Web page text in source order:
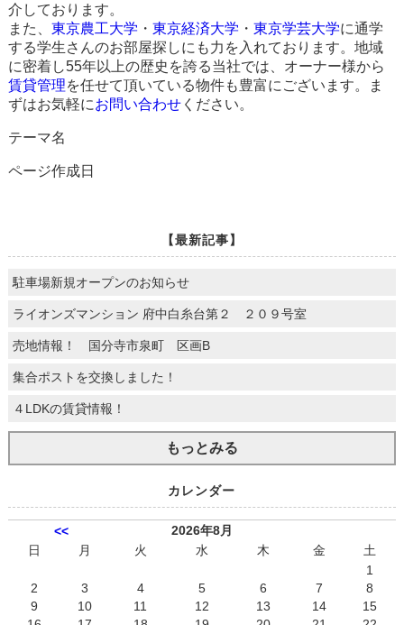
介しております。
また、 東京農工大学 ・ 東京経済大学 ・ 東京学芸大学に通学
する学生さんのお部屋探しにも力を入れております。地域
に密着し55年以上の歴史を誇る当社では、オーナー様から
賃貸管理を任せて頂いている物件も豊富にございます。ま
ずはお気軽にお問い合わせください。
テーマ名
ページ作成日
【最新記事】
駐車場新規オープンのお知らせ
ライオンズマンション 府中白糸台第２ ２０９号室
売地情報！ 国分寺市泉町 区画B
集合ポストを交換しました！
４LDKの賃貸情報！
もっとみる
カレンダー
<<
2026年8月
日
月 火 水 木 金
土
1
2
3 4 5 6 7
8
9
10 11 12 13 14
15